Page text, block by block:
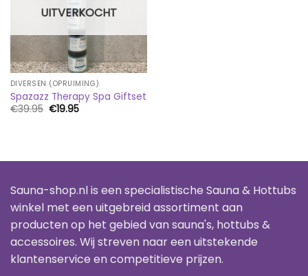
UITVERKOCHT
DIVERSEN (OPRUIMING)
Spazazz Therapy Spa Giftset
€39.95 Oorspronkelijke
€19.95Huidige
Sauna-shop.nl is een specialistische Sauna & Hottubs
winkel met een uitgebreid assortiment aan
producten op het gebied van sauna's, hottubs &
accessoires. Wij streven naar een uitstekende
klantenservice en competitieve prijzen.